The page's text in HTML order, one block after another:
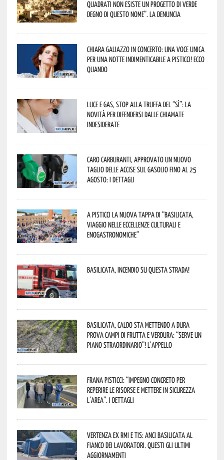
quadrati non esiste un progetto di verde
degno di questo nome”. La denuncia
Chiara Galiazzo in concerto: una voce unica
per una notte indimenticabile a Pisticci! Ecco
quando
Luce e gas, stop alla truffa del “Sì”: la
novità per difendersi dalle chiamate
indesiderate
Caro carburanti, approvato un nuovo
taglio delle accise sul gasolio fino al 25
agosto: i dettagli
A Pisticci la nuova tappa di “Basilicata,
viaggio nelle eccellenze culturali e
enogastronomiche”
Basilicata, incendio su questa strada!
Basilicata, caldo sta mettendo a dura
prova campi di frutta e verdura: “Serve un
piano straordinario”! L’appello
Frana Pisticci: “Impegno concreto per
reperire le risorse e mettere in sicurezza
l’area”. I dettagli
Vertenza ex RMI e TIS: ANCI Basilicata al
fianco dei lavoratori. Questi gli ultimi
aggiornamenti